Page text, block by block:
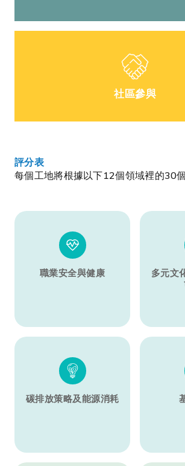
社區參與
評分表
每個工地將根據以下12個領域裡的30個
職業安全與健康
多元文
碳排放策略及能源消耗